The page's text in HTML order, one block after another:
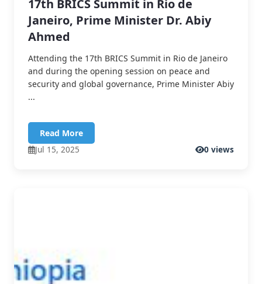
17th BRICS Summit in Rio de
Janeiro, Prime Minister Dr. Abiy
Ahmed
Attending the 17th BRICS Summit in Rio de Janeiro
and during the opening session on peace and
security and global governance, Prime Minister Abiy
...
Read More
Jul 15, 2025
0 views